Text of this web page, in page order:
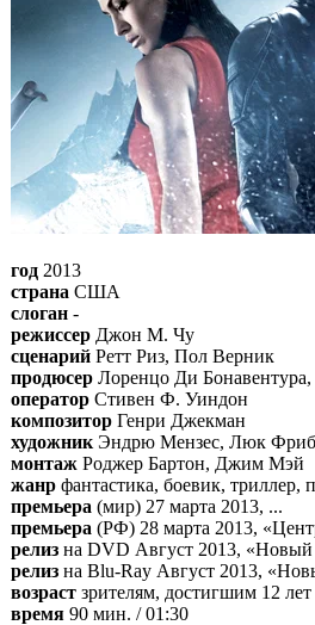
год 2013
страна США
слоган -
режиссер Джон М. Чу
сценарий Ретт Риз, Пол Верник
продюсер Лоренцо Ди
оператор Стивен Ф. Уиндон
композитор Генри Джекман
художник Эндрю Мензес, Люк
монтаж Роджер Бартон, Джим Мэй
жанр фантастика, боевик, триллер,
премьера (мир) 27 марта 2013, ...
премьера (РФ) 28 марта 2013,
релиз на DVD Август 2013, «Новый
релиз на Blu-Ray Август 2013,
возраст зрителям, достигшим 12 лет
время 90 мин. / 01:30